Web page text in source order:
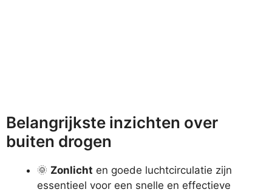
Belangrijkste inzichten over
buiten drogen
🌞 Zonlicht en goede luchtcirculatie zijn
essentieel voor een snelle en effectieve